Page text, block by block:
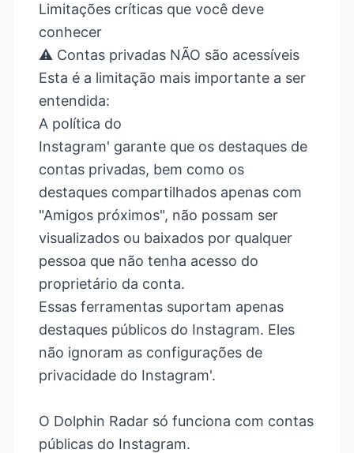
Limitações críticas que você deve
conhecer
⚠️ Contas privadas NÃO são acessíveis
Esta é a limitação mais importante a ser
entendida:
A política do
Instagram' garante que os destaques de
contas privadas, bem como os
destaques compartilhados apenas com
"Amigos próximos", não possam ser
visualizados ou baixados por qualquer
pessoa que não tenha acesso do
proprietário da conta.
Essas ferramentas suportam apenas
destaques públicos do Instagram. Eles
não ignoram as configurações de
privacidade do Instagram'.
O Dolphin Radar só funciona com contas
públicas do Instagram.